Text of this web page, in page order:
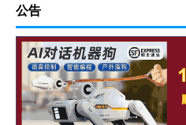
公告